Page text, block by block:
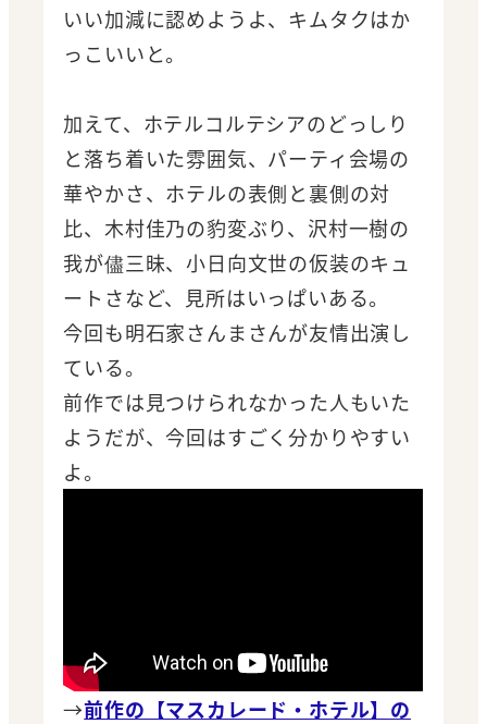
いい加減に認めようよ、キムタクはか
っこいいと。
加えて、ホテルコルテシアのどっしり
と落ち着いた雰囲気、パーティ会場の
華やかさ、ホテルの表側と裏側の対
比、木村佳乃の豹変ぶり、沢村一樹の
我が儘三昧、小日向文世の仮装のキュ
ートさなど、見所はいっぱいある。
今回も明石家さんまさんが友情出演し
ている。
前作では見つけられなかった人もいた
ようだが、今回はすごく分かりやすい
よ。
→前作の【マスカレード・ホテル】の